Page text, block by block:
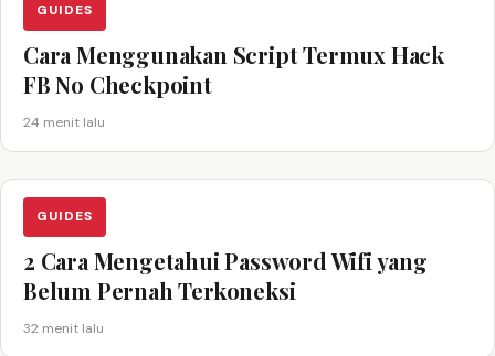
GUIDES
Cara Menggunakan Script Termux Hack
FB No Checkpoint
24 menit lalu
GUIDES
2 Cara Mengetahui Password Wifi yang
Belum Pernah Terkoneksi
32 menit lalu